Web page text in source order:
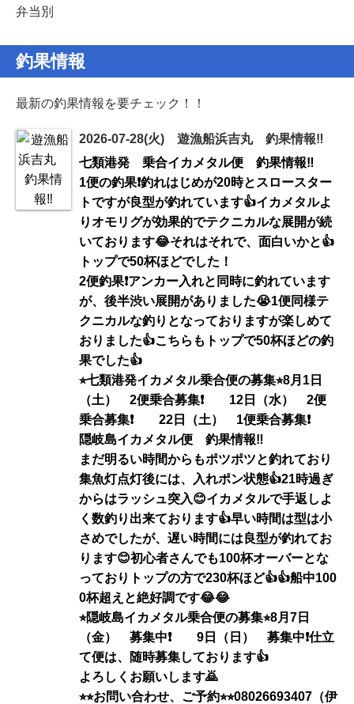
弁当別
釣果情報
最新の釣果情報を要チェック！！
2026-07-28(火) 遊漁船浜吉丸 釣果情報‼️
七類港発 乗合イカメタル便 釣果情報‼️
1便の釣果❗️釣れはじめが20時とスロースター
トですが良型が釣れています👍イカメタルよ
りオモリグが効果的でテクニカルな展開が続
いております😂それはそれで、面白いかと👍
トップで50杯ほどでした！
2便釣果❗️アンカー入れと同時に釣れています
が、後半渋い展開がありました😭1便同様テ
クニカルな釣りとなっておりますが楽しめて
おりました👍こちらもトップで50杯ほどの釣
果でした👍
⭐︎七類港発イカメタル乗合便の募集⭐︎8月1日
（土） 2便乗合募集❗️ 12日（水） 2便
乗合募集❗️ 22日（土） 1便乗合募集❗️
隠岐島イカメタル便 釣果情報‼️
まだ明るい時間からもポツポツと釣れており
集魚灯点灯後には、入れポン状態👍21時過ぎ
からはラッシュ突入😊イカメタルで手返しよ
く数釣り出来ております👍早い時間は型は小
さめでしたが、遅い時間には良型が釣れてお
ります😊初心者さんでも100杯オーバーとな
っておりトップの方で230杯ほど👍👍船中100
0杯超えと絶好調です😂😂
⭐︎隠岐島イカメタル乗合便の募集⭐︎8月7日
（金） 募集中❗️ 9日（日） 募集中❗️仕立
て便は、随時募集しております👍
よろしくお願いします🙇
⭐︎⭐︎お問い合わせ、ご予約⭐︎⭐︎08026693407（伊